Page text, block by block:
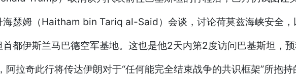
瑟姆（Haitham bin Tariq al-Said）会谈，讨论荷莫兹海峡安全
都伊斯兰马巴德空军基地。这也是他2天内第2度访问巴基斯坦，
拉奇此行将传达伊朗对于“任何能完全结束战争的共识框架”所抱